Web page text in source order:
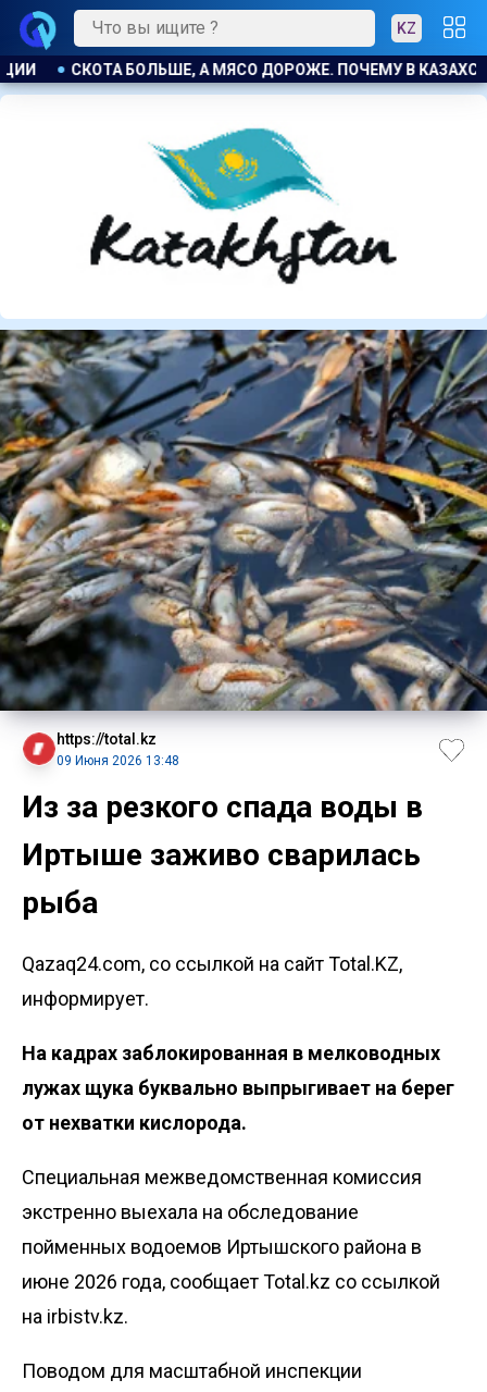
KZ
КАЗАХСТАНЕ ПРОДОЛЖАЮТ РАСТИ ЦЕНЫ НА БАРАНИНУ И
https://total.kz
09 Июня 2026 13:48
Из за резкого спада воды в
Иртыше заживо сварилась
рыба
Qazaq24.com, со ссылкой на сайт Total.KZ,
информирует.
На кадрах заблокированная в мелководных
лужах щука буквально выпрыгивает на берег
от нехватки кислорода.
Специальная межведомственная комиссия
экстренно выехала на обследование
пойменных водоемов Иртышского района в
июне 2026 года, сообщает Total.kz со ссылкой
на irbistv.kz.
Поводом для масштабной инспекции